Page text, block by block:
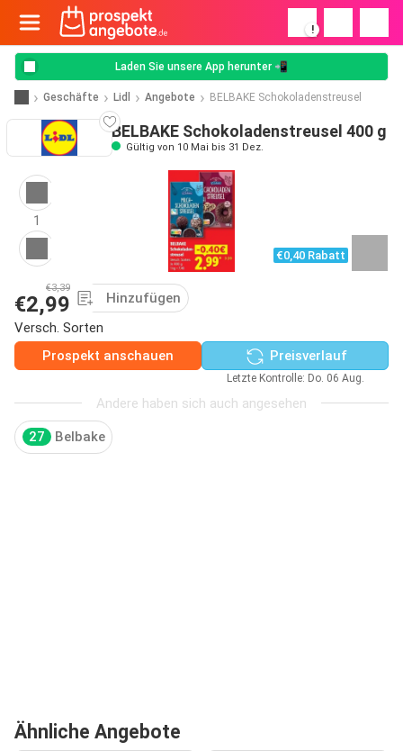
!
Laden Sie unsere App herunter 📲
Geschäfte Lidl Angebote BELBAKE Schokoladenstreusel
BELBAKE Schokoladenstreusel 400 g
Gültig von 10 Mai bis 31 Dez.
1
€0,40 Rabatt
€3,39
€2,99
Hinzufügen
Versch. Sorten
Prospekt anschauen
Preisverlauf
Letzte Kontrolle: Do. 06 Aug.
Andere haben sich auch angesehen
27 Belbake
Ähnliche Angebote